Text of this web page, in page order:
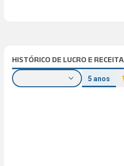
HISTÓRICO DE LUCRO E RECEITA
5 anos